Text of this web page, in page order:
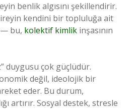
benlik algısını şekillendirir.
kendini bir topluluğa ait
— bu, kolektif kimlik inşasının
duygusu çok güçlüdür.
değil, ideolojik bir
eder. Bu durum,
artırır. Sosyal destek, stresle